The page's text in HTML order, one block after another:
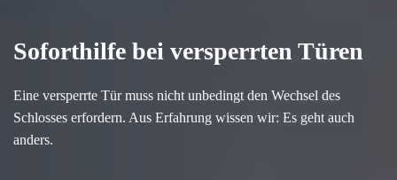
Soforthilfe bei versperrten Türen
Eine versperrte Tür muss nicht unbedingt den Wechsel des
Schlosses erfordern. Aus Erfahrung wissen wir: Es geht auch
anders.